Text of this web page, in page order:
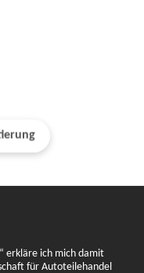
erkläre ich mich damit
für Autoteilehandel